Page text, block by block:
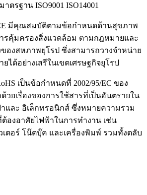
ตรฐาน ISO9001 ISO14001
มีคุณสมบัติตามข้อกำหนดด้านสุขภาพ
รคุ้มครองสิ่งแวดล้อม ตามกฎหมายและ
ของสหภาพยุโรป ซึ่งสามารถวางจำหน่าย
ได้อย่างเสรีในเขตเศรษฐกิจยุโรป
เป็นข้อกำหนดที่ 2002/95/EC ของ
วยเรื่องของการใช้สารที่เป็นอันตรายใน
และ อิเล็กทรอนิกส์ ซึ่งหมายความรวม
องอาศัยไฟฟ้าในการทำงาน เช่น
ตอร์ โน๊ตบุ๊ค และเครื่องพิมพ์ รวมทั้งตลับ